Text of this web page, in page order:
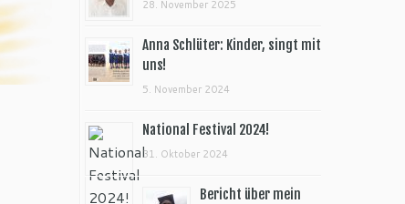
28. November 2025
Anna Schlüter: Kinder, singt mit
uns!
5. November 2024
National Festival 2024!
31. Oktober 2024
Bericht über mein